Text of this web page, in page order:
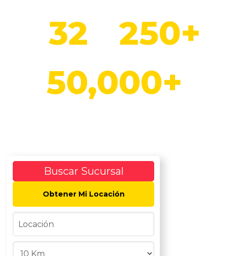
32 250+
50,000+
Buscar Sucursal